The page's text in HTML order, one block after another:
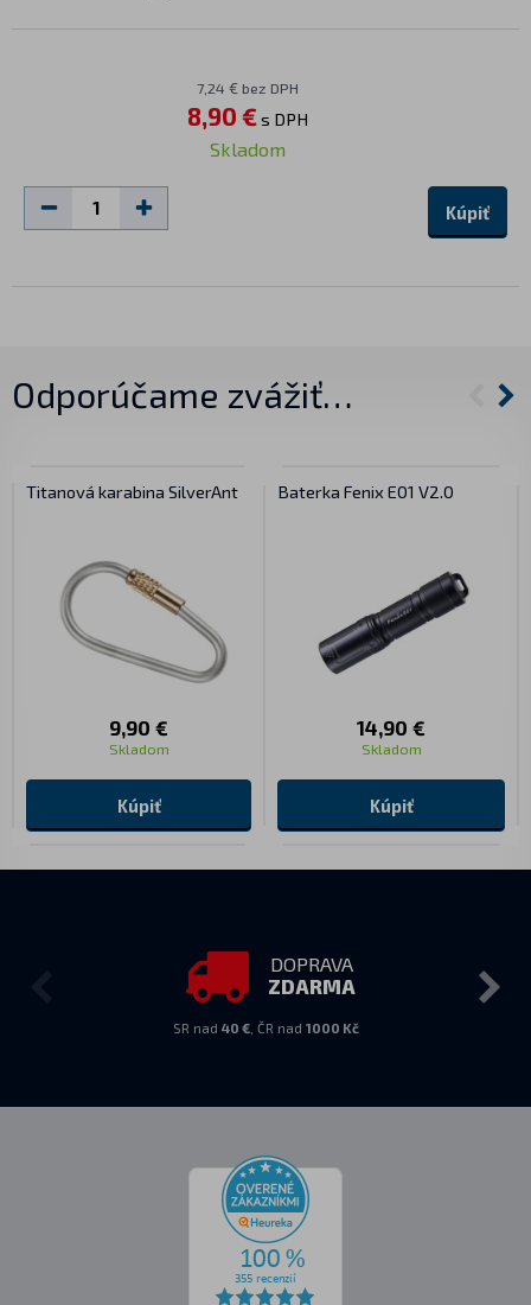
7,24 € bez DPH
8,90 €s DPH
Skladom
Kúpiť
Odporúčame zvážiť…
Titanová karabina SilverAnt
9,90 €
Skladom
Kúpiť
Baterka Fenix E01 V2.0
14,90 €
Skladom
Kúpiť
DOPRAVA
ZDARMA
SR nad 40 €, ČR nad 1000 Kč